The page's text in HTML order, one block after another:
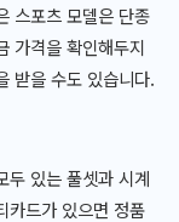
스포츠 모델은 단종
가격을 확인해두지
받을 수도 있습니다.
두 있는 풀셋과 시계
카드가 있으면 정품